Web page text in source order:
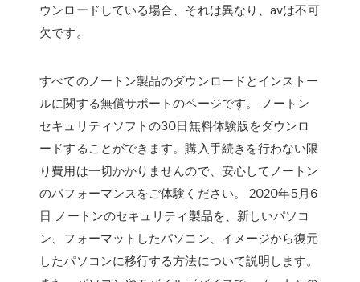
ウンロードしている場合、それは異なり、avは不可
欠です。
すべてのノートン製品のダウンロードとインストー
ルに関する無償サポートのページです。 ノートン
セキュリティソフトの30日無料体験版をダウンロ
ードすることができます。購入手続きを行わない限
り費用は一切かかりませんので、安心してノートン
のパフォーマンスをご体験ください。 2020年5月6
日 ノートンのセキュリティ製品を、新しいパソコ
ン、フォーマットしたパソコン、イメージから復元
したパソコンに移行する方法について説明します。